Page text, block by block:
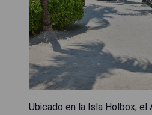
Ubicado en la Isla Holbox,